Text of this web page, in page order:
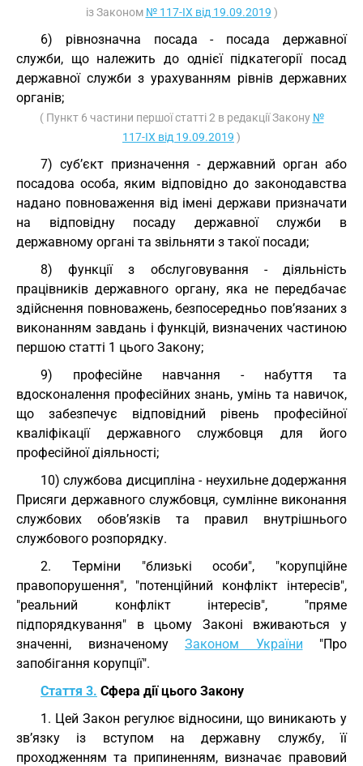
із Законом № 117-IX від 19.09.2019 )
6) рівнозначна посада - посада державної
служби, що належить до однієї підкатегорії посад
державної служби з урахуванням рівнів державних
органів;
( Пункт 6 частини першої статті 2 в редакції Закону №
117-IX від 19.09.2019 )
7) суб’єкт призначення - державний орган або
посадова особа, яким відповідно до законодавства
надано повноваження від імені держави призначати
на відповідну посаду державної служби в
державному органі та звільняти з такої посади;
8) функції з обслуговування - діяльність
працівників державного органу, яка не передбачає
здійснення повноважень, безпосередньо пов’язаних з
виконанням завдань і функцій, визначених частиною
першою статті 1 цього Закону;
9) професійне навчання - набуття та
вдосконалення професійних знань, умінь та навичок,
що забезпечує відповідний рівень професійної
кваліфікації державного службовця для його
професійної діяльності;
10) службова дисципліна - неухильне додержання
Присяги державного службовця, сумлінне виконання
службових обов’язків та правил внутрішнього
службового розпорядку.
2. Терміни "близькі особи", "корупційне
правопорушення", "потенційний конфлікт інтересів",
"реальний конфлікт інтересів", "пряме
підпорядкування" в цьому Законі вживаються у
значенні, визначеному Законом України "Про
запобігання корупції".
Стаття 3. Сфера дії цього Закону
1. Цей Закон регулює відносини, що виникають у
зв’язку із вступом на державну службу, її
проходженням та припиненням, визначає правовий